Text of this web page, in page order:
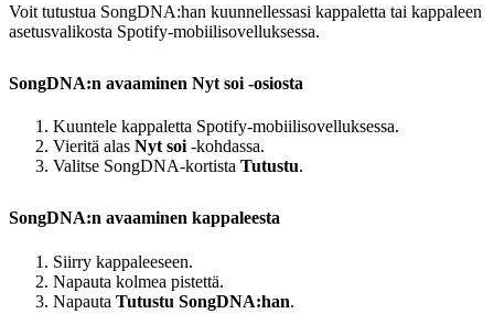
Voit tutustua SongDNA:han kuunnellessasi kappaletta tai kappaleen
asetusvalikosta Spotify-mobiilisovelluksessa.
SongDNA:n avaaminen Nyt soi ‑osiosta
Kuuntele kappaletta Spotify-mobiilisovelluksessa.
Vieritä alas Nyt soi -kohdassa.
Valitse SongDNA-kortista Tutustu.
SongDNA:n avaaminen kappaleesta
Siirry kappaleeseen.
Napauta kolmea pistettä.
Napauta Tutustu SongDNA:han.